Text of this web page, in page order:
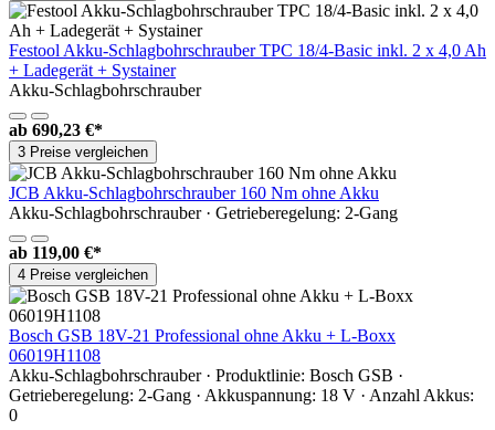
Festool Akku-Schlagbohrschrauber TPC 18/4-Basic inkl. 2 x 4,0 Ah
+ Ladegerät + Systainer
Akku-Schlagbohrschrauber
ab 690,23 €*
3 Preise vergleichen
JCB Akku-Schlagbohrschrauber 160 Nm ohne Akku
Akku-Schlagbohrschrauber · Getrieberegelung: 2-Gang
ab 119,00 €*
4 Preise vergleichen
Bosch GSB 18V-21 Professional ohne Akku + L-Boxx
06019H1108
Akku-Schlagbohrschrauber · Produktlinie: Bosch GSB ·
Getrieberegelung: 2-Gang · Akkuspannung: 18 V · Anzahl Akkus:
0